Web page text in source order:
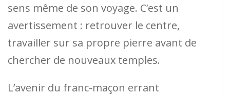
sens même de son voyage. C’est un
avertissement : retrouver le centre,
travailler sur sa propre pierre avant de
chercher de nouveaux temples.
L’avenir du franc-maçon errant